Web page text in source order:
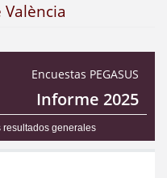
Encuestas PEGASUS
Informe 2025
resultados generales